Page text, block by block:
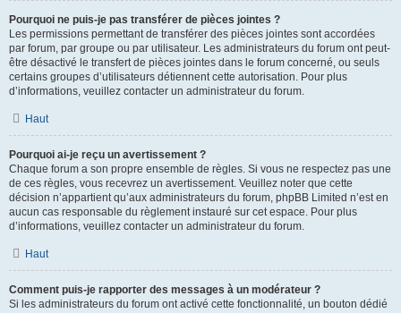
Pourquoi ne puis-je pas transférer de pièces jointes ?
Les permissions permettant de transférer des pièces jointes sont accordées
par forum, par groupe ou par utilisateur. Les administrateurs du forum ont peut-
être désactivé le transfert de pièces jointes dans le forum concerné, ou seuls
certains groupes d’utilisateurs détiennent cette autorisation. Pour plus
d’informations, veuillez contacter un administrateur du forum.
Haut
Pourquoi ai-je reçu un avertissement ?
Chaque forum a son propre ensemble de règles. Si vous ne respectez pas une
de ces règles, vous recevrez un avertissement. Veuillez noter que cette
décision n’appartient qu’aux administrateurs du forum, phpBB Limited n’est en
aucun cas responsable du règlement instauré sur cet espace. Pour plus
d’informations, veuillez contacter un administrateur du forum.
Haut
Comment puis-je rapporter des messages à un modérateur ?
Si les administrateurs du forum ont activé cette fonctionnalité, un bouton dédié